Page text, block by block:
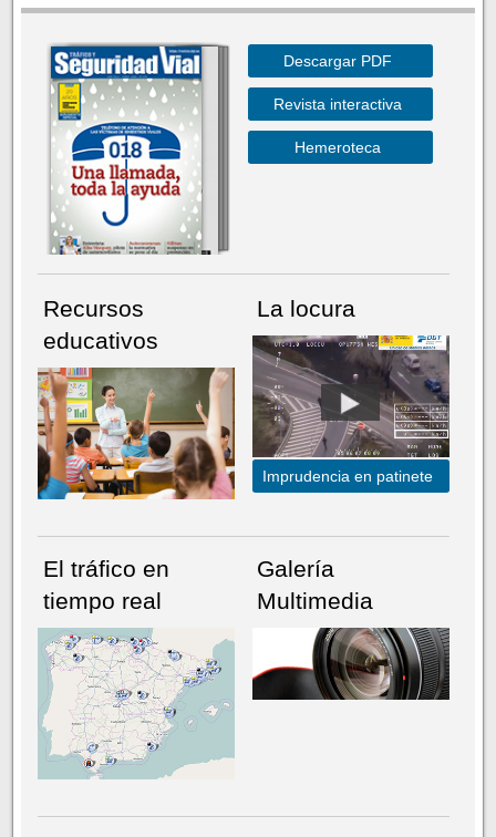
NÚMERO ACTUALHEMEROTECA
Descargar PDF
Revista interactiva
Hemeroteca
Recursos
educativos
La locura
Imprudencia en patinete
El tráfico en
tiempo real
Galería
Multimedia